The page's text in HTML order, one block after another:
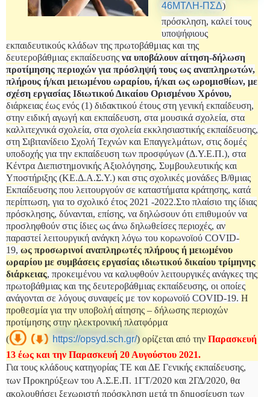
46ΜΤΛΗ-ΠΣΔ)
πρόσκληση, καλεί τους
υποψήφιους
εκπαιδευτικούς κλάδων της πρωτοβάθμιας και της
δευτεροβάθμιας εκπαίδευσης να υποβάλουν αίτηση-δήλωση
προτίμησης περιοχών για πρόσληψή τους ως αναπληρωτών,
πλήρους ή/και μειωμένου ωραρίου, ή/και ως ωρομισθίων, με
σχέση εργασίας Ιδιωτικού Δικαίου Ορισμένου Χρόνου,
διάρκειας έως ενός (1) διδακτικού έτους στη γενική εκπαίδευση,
στην ειδική αγωγή και εκπαίδευση, στα μουσικά σχολεία, στα
καλλιτεχνικά σχολεία, στα σχολεία εκκλησιαστικής εκπαίδευσης,
στη Σιβιτανίδειο Σχολή Τεχνών και Επαγγελμάτων, στις δομές
υποδοχής για την εκπαίδευση των προσφύγων (Δ.Υ.Ε.Π.), στα
Κέντρα Διεπιστημονικής Αξιολόγησης, Συμβουλευτικής και
Υποστήριξης (ΚΕ.Δ.Α.Σ.Υ.) και στις σχολικές μονάδες Β/θμιας
Εκπαίδευσης που λειτουργούν σε καταστήματα κράτησης, κατά
περίπτωση, για το σχολικό έτος 2021 -2022.Στο πλαίσιο της ίδιας
πρόσκλησης, δύνανται, επίσης, να δηλώσουν ότι επιθυμούν να
προσληφθούν στις ίδιες ως άνω δηλωθείσες περιοχές, αν
παραστεί λειτουργική ανάγκη λόγω του κορωνοϊού COVID-
19, ως προσωρινοί αναπληρωτές πλήρους ή μειωμένου
ωραρίου με συμβάσεις εργασίας ιδιωτικού δικαίου τρίμηνης
διάρκειας, προκειμένου να καλυφθούν λειτουργικές ανάγκες της
πρωτοβάθμιας και της δευτεροβάθμιας εκπαίδευσης, οι οποίες
ανάγονται σε λόγους συναφείς με τον κορωνοϊό COVID-19. Η
προθεσμία για την υποβολή αίτησης – δήλωσης περιοχών
προτίμησης στην ηλεκτρονική πλατφόρμα
(
https://opsyd.sch.gr/) ορίζεται από την Παρασκευή
13 έως και την Παρασκευή 20 Αυγούστου 2021.
Για τους κλάδους κατηγορίας ΤΕ και ΔΕ Γενικής εκπαίδευσης,
των Προκηρύξεων του Α.Σ.Ε.Π. 1ΓΤ/2020 και 2ΓΔ/2020, θα
ακολουθήσει ξεχωριστή πρόσκληση μετά τη δημοσίευση των